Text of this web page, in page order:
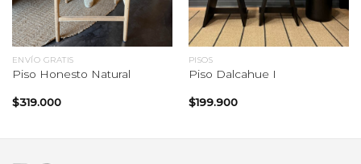
ENVÍO GRATIS
Piso Honesto Natural
$319.000
PISOS
Piso Dalcahue I
$199.900